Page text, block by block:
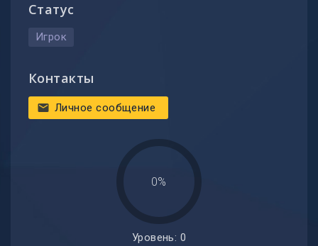
Статус
Игрок
Контакты
mail Личное сообщение
0%
Уровень: 0